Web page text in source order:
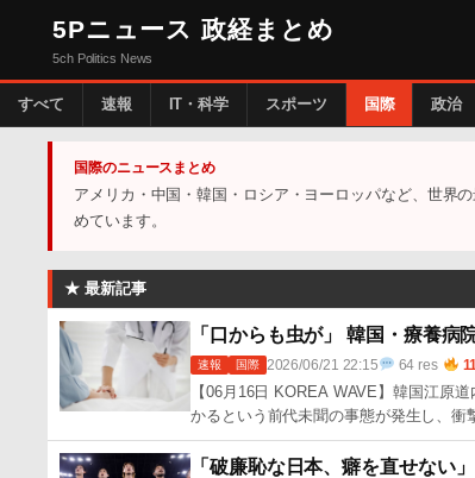
5Pニュース 政経まとめ
5ch Politics News
すべて 速報 IT・科学 スポーツ 国際 政治
国際のニュースまとめ
アメリカ・中国・韓国・ロシア・ヨーロッパなど、世界
めています。
★ 最新記事
「口からも虫が」 韓国・療養
速報 国際 2026/06/21 22:15 64 res
【06月16日 KOREA WAVE】韓国江原
かるという前代未聞の事態が発生し、
「破廉恥な日本、癖を直せな